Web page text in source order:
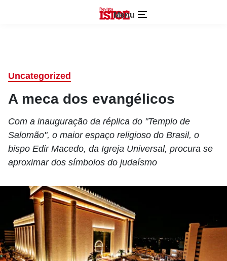
Menu
Uncategorized
A meca dos evangélicos
Com a inauguração da réplica do "Templo de
Salomão", o maior espaço religioso do Brasil, o
bispo Edir Macedo, da Igreja Universal, procura se
aproximar dos símbolos do judaísmo